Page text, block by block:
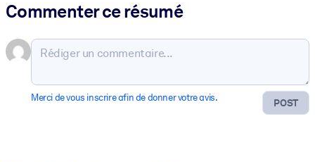
Commenter ce résumé
POST
Merci de vous inscrire afin de donner votre avis.